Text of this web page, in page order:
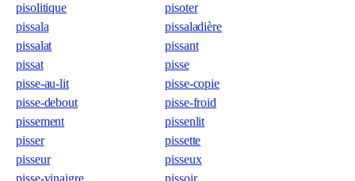
pisolitique
pisoter
pissala
pissaladière
pissalat
pissant
pissat
pisse
pisse-au-lit
pisse-copie
pisse-debout
pisse-froid
pissement
pissenlit
pisser
pissette
pisseur
pisseux
pisse-vinaigre
pissoir